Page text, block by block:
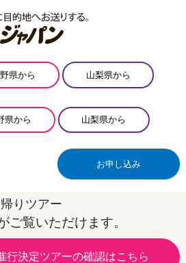
県から 山梨県から
県から 山梨県から
お申し込み
りツアー
ご覧いただけます。
行決定ツアーの確認はこちら